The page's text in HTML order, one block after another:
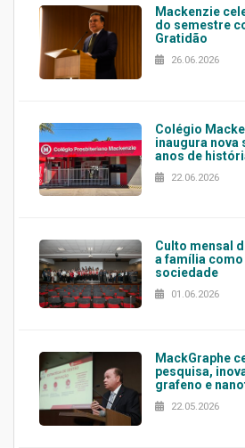
Mackenzie
do semestre
Gratidão
26.06.2026
Colégio
inaugura nova
anos de
22.06.2026
Culto mensal
a família
sociedade
01.06.2026
MackGraphe
pesquisa,
grafeno e
22.05.2026